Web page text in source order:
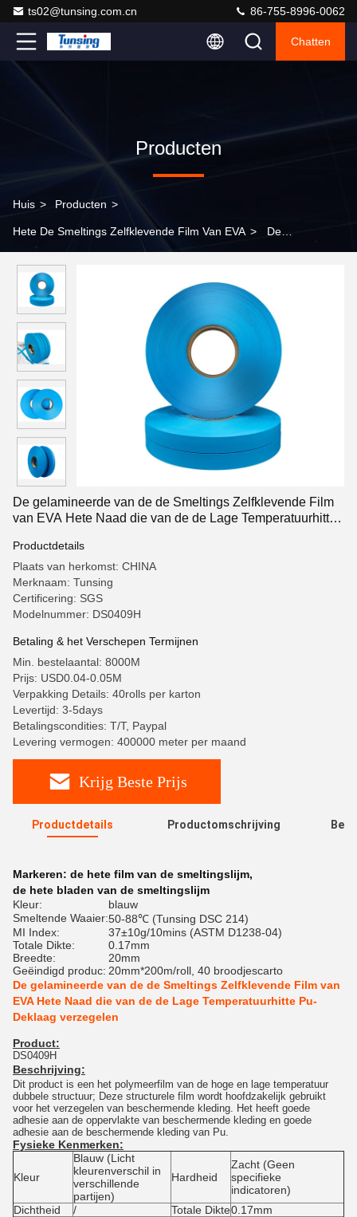
ts02@tunsing.com.cn 86-755-8996-0062
Chatten
Producten
Huis > Producten >
Hete De Smeltings Zelfklevende Film Van EVA > De
Hete Naad die van de de Lage Temperatuurhitte Pu-Deklaag
verzegelen
De gelamineerde van de de Smeltings Zelfklevende Film
van EVA Hete Naad die van de de Lage Temperatuurhitte
Productdetails
Plaats van herkomst: CHINA
Merknaam: Tunsing
Certificering: SGS
Modelnummer: DS0409H
Betaling & het Verschepen Termijnen
Min. bestelaantal: 8000M
Prijs: USD0.04-0.05M
Verpakking Details: 40rolls per karton
Levertijd: 3-5days
Betalingscondities: T/T, Paypal
Levering vermogen: 400000 meter per maand
Krijg Beste Prijs
Productdetails Productomschrijving
Markeren: de hete film van de smeltingslijm,
de hete bladen van de smeltingslijm
Kleur:
blauw
Smeltende Waaier:50-88℃ (Tunsing DSC 214)
MI Index:
37±10g/10mins (ASTM D1238-04)
Totale Dikte:
0.17mm
Breedte:
20mm
Geëindigd produc: 20mm*200m/roll, 40 broodjescarto
De gelamineerde van de de Smeltings Zelfklevende Film van
EVA Hete Naad die van de de Lage Temperatuurhitte Pu-
Deklaag verzegelen
Product:
DS0409H
Beschrijving:
Dit product is een het polymeerfilm van de hoge en lage temperatuur
dubbele structuur; Deze structurele film wordt hoofdzakelijk gebruikt
voor het verzegelen van beschermende kleding. Het heeft goede
adhesie aan de oppervlakte van beschermende kleding en goede
adhesie aan de beschermende kleding van Pu.
Fysieke Kenmerken:
Kleur
Blauw (Licht
kleurenverschil in
verschillende
partijen)
Hardheid
Zacht (Geen
specifieke
indicatoren)
Dichtheid
/ Totale Dikte0.17mm